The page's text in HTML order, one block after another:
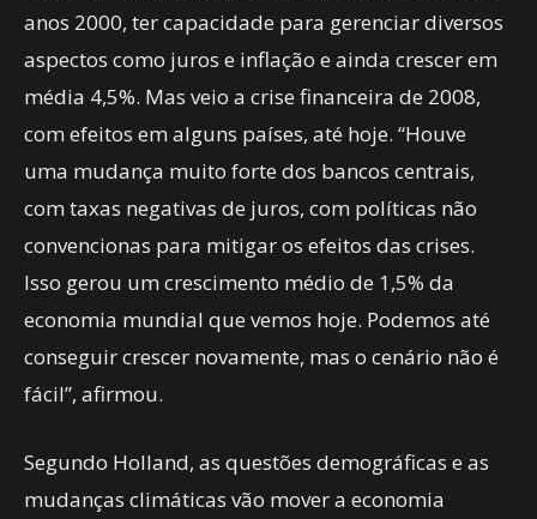
anos 2000, ter capacidade para gerenciar diversos
aspectos como juros e inflação e ainda crescer em
média 4,5%. Mas veio a crise financeira de 2008,
com efeitos em alguns países, até hoje. “Houve
uma mudança muito forte dos bancos centrais,
com taxas negativas de juros, com políticas não
convencionas para mitigar os efeitos das crises.
Isso gerou um crescimento médio de 1,5% da
economia mundial que vemos hoje. Podemos até
conseguir crescer novamente, mas o cenário não é
fácil”, afirmou.
Segundo Holland, as questões demográficas e as
mudanças climáticas vão mover a economia